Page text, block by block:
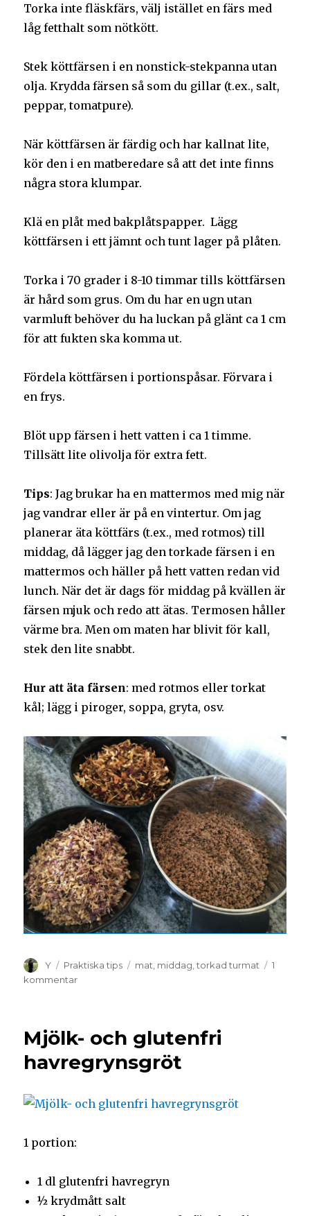
Torka inte fläskfärs, välj istället en färs med
låg fetthalt som nötkött.
Stek köttfärsen i en nonstick-stekpanna utan
olja. Krydda färsen så som du gillar (t.ex., salt,
peppar, tomatpure).
När köttfärsen är färdig och har kallnat lite,
kör den i en matberedare så att det inte finns
några stora klumpar.
Klä en plåt med bakplåtspapper. Lägg
köttfärsen i ett jämnt och tunt lager på plåten.
Torka i 70 grader i 8-10 timmar tills köttfärsen
är hård som grus. Om du har en ugn utan
varmluft behöver du ha luckan på glänt ca 1 cm
för att fukten ska komma ut.
Fördela köttfärsen i portionspåsar. Förvara i
en frys.
Blöt upp färsen i hett vatten i ca 1 timme.
Tillsätt lite olivolja för extra fett.
Tips: Jag brukar ha en mattermos med mig när
jag vandrar eller är på en vintertur. Om jag
planerar äta köttfärs (t.ex., med rotmos) till
middag, då lägger jag den torkade färsen i en
mattermos och häller på hett vatten redan vid
lunch. När det är dags för middag på kvällen är
färsen mjuk och redo att ätas. Termosen håller
värme bra. Men om maten har blivit för kall,
stek den lite snabbt.
Hur att äta färsen: med rotmos eller torkat
kål; lägg i piroger, soppa, gryta, osv.
Y Praktiska tips mat middag ,torkad turmat
1
kommentar
Mjölk- och glutenfri
havregrynsgröt
1 portion:
1 dl glutenfri havregryn
½ krydmått salt